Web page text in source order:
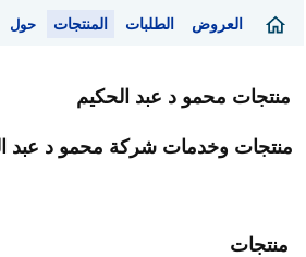
العروض الطلبات المنتجات حول
منتجات محمو د عبد الحكيم
منتجات وخدمات شركة محمو د عبد
منتجات